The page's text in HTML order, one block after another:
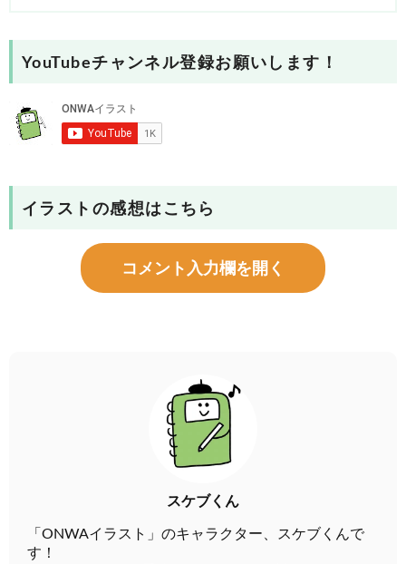
YouTubeチャンネル登録お願いします！
イラストの感想はこちら
コメント入力欄を開く
スケブくん
「ONWAイラスト」のキャラクター、スケブくんで
す！